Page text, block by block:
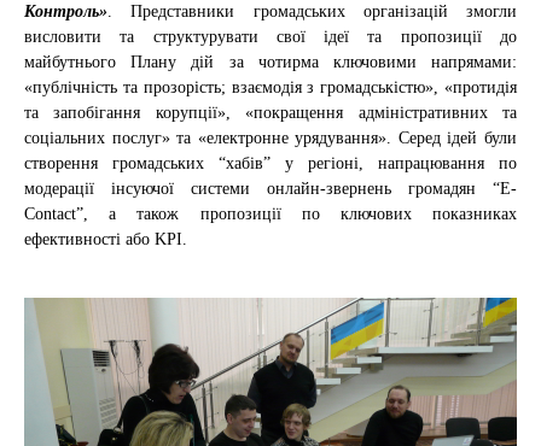
Контроль» . Представники громадських організацій змогли
висловити та структурувати свої ідеї та пропозиції до
майбутнього Плану дій за чотирма ключовими напрямами:
«публічність та прозорість; взаємодія з громадськістю», «протидія
та запобігання корупції», «покращення адміністративних та
соціальних послуг» та «електронне урядування». Серед ідей були
створення громадських “хабів” у регіоні, напрацювання по
модерації інсуючої системи онлайн-звернень громадян “E-
Contact”, а також пропозиції по ключових показниках
ефективності або KPI.